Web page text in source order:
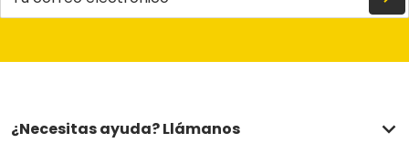
¿Necesitas ayuda? Llámanos